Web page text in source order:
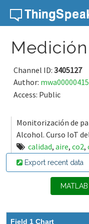
Skip to content
Channel ID: 3405127
Author:
Access: Public
Monitorización de
Alcohol. Curso IoT
calidad, aire, co2,
Export recent data
Field 1 Chart